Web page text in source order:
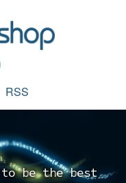
RSS
to be the best_